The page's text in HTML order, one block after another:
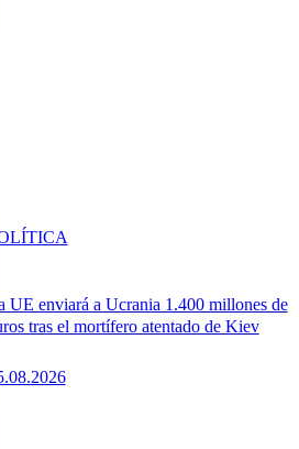
UE enviará a Ucrania 1.400 millones de
tras el mortífero atentado de Kiev